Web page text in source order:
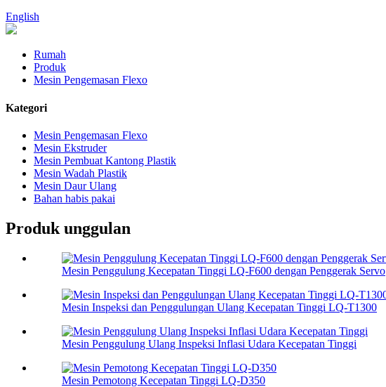
English
Rumah
Produk
Mesin Pengemasan Flexo
Kategori
Mesin Pengemasan Flexo
Mesin Ekstruder
Mesin Pembuat Kantong Plastik
Mesin Wadah Plastik
Mesin Daur Ulang
Bahan habis pakai
Produk unggulan
Mesin Penggulung Kecepatan Tinggi LQ-F600 dengan Penggerak Servo
Mesin Inspeksi dan Penggulungan Ulang Kecepatan Tinggi LQ-T1300
Mesin Penggulung Ulang Inspeksi Inflasi Udara Kecepatan Tinggi
Mesin Pemotong Kecepatan Tinggi LQ-D350